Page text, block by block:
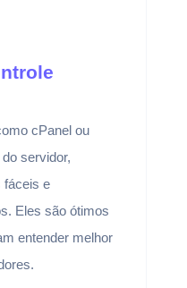
cPanel ou
servidor,
fáceis e
Eles são ótimos
entender melhor